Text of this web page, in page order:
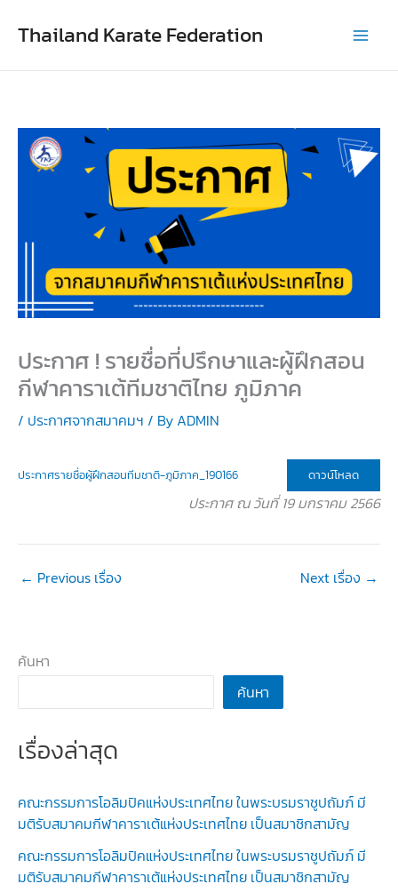
Thailand Karate Federation
ประกาศ ! รายชื่อที่ปรึกษาและผู้ฝึกสอน
กีฬาคาราเต้ทีมชาติไทย ภูมิภาค
/ ประกาศจากสมาคมฯ / By ADMIN
ประกาศรายชื่อผู้ฝึกสอนทีมชาติ-ภูมิภาค_190166 ดาวน์โหลด
ประกาศ ณ วันที่ 19 มกราคม 2566
← Previous เรื่อง Next เรื่อง →
ค้นหา
ค้นหา
เรื่องล่าสุด
คณะกรรมการโอลิมปิคแห่งประเทศไทย ในพระบรมราชูปถัมภ์ มี
มติรับสมาคมกีฬาคาราเต้แห่งประเทศไทย เป็นสมาชิกสามัญ
คณะกรรมการโอลิมปิคแห่งประเทศไทย ในพระบรมราชูปถัมภ์ มี
มติรับสมาคมกีฬาคาราเต้แห่งประเทศไทย เป็นสมาชิกสามัญ